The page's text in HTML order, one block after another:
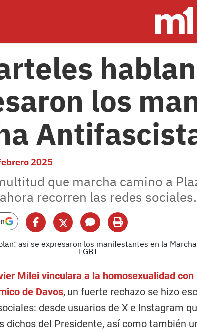
los
2025
que marcha camino a
recorren las redes
Milei vinculara a la homosexualidad con
de Davos, un fuerte rechazo se hizo
desde usuarios de X e Instagram
dichos del Presidente, así como también